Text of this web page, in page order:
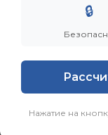
🔒
Нажатие на